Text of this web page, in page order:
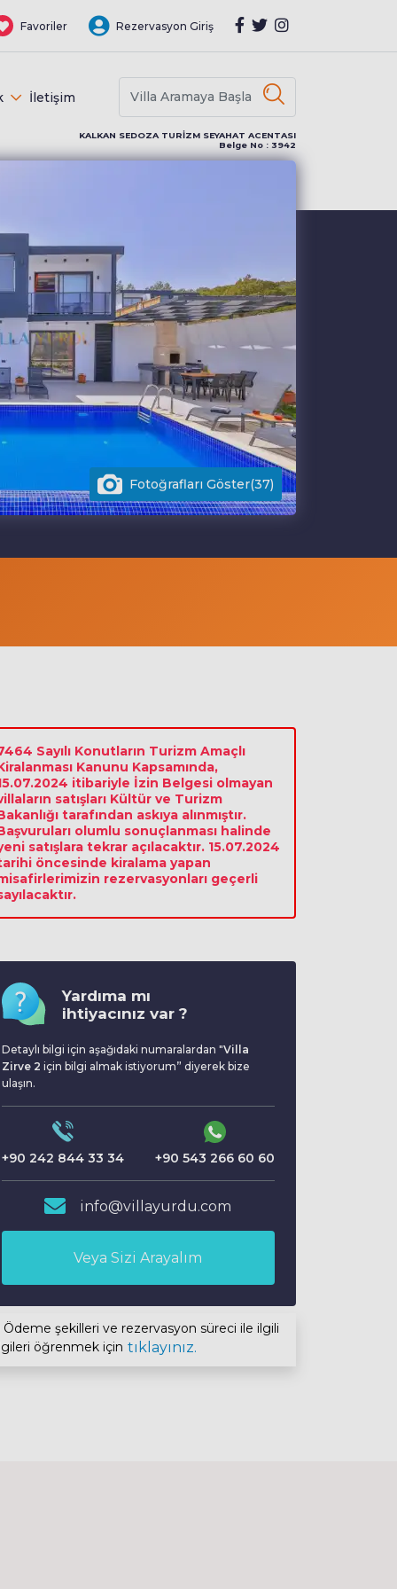
Favoriler Rezervasyon Giriş
İletişim
KALKAN SEDOZA TURİZM SEYAHAT ACENTASI
Belge No : 3942
Fotoğrafları Göster(37)
Sayılı Konutların Turizm Amaçlı
Kanunu Kapsamında,
itibariyle İzin Belgesi olmayan
satışları Kültür ve Turizm
tarafından askıya alınmıştır.
olumlu sonuçlanması halinde
satışlara tekrar açılacaktır. 15.07.2024
öncesinde kiralama yapan
rezervasyonları geçerli
Yardıma mı
ihtiyacınız var ?
Detaylı bilgi için aşağıdaki numaralardan "Villa
Zirve 2 için bilgi almak istiyorum” diyerek bize
ulaşın.
+90 242 844 33 34 +90 543 266 60 60
info@villayurdu.com
Veya Sizi Arayalım
Ödeme şekilleri ve rezervasyon süreci ile ilgili
öğrenmek için tıklayınız.